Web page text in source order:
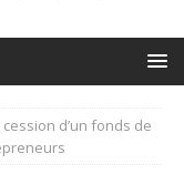
cession d’un fonds de